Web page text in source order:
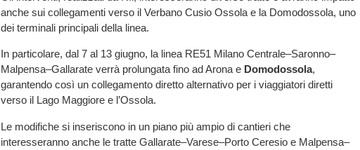
anche sui collegamenti verso il Verbano Cusio Ossola e la Domodossola, uno
dei terminali principali della linea.
In particolare, dal 7 al 13 giugno, la linea RE51 Milano Centrale–Saronno–
Malpensa–Gallarate verrà prolungata fino ad Arona e Domodossola,
garantendo così un collegamento diretto alternativo per i viaggiatori diretti
verso il Lago Maggiore e l’Ossola.
Le modifiche si inseriscono in un piano più ampio di cantieri che
interesseranno anche le tratte Gallarate–Varese–Porto Ceresio e Malpensa–